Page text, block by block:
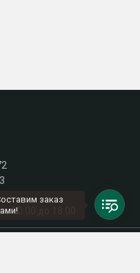
10:00 до 18:00
заказ